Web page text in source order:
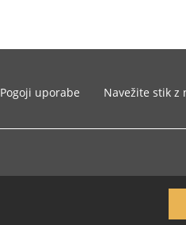
Pogoji uporabe Navežite stik z